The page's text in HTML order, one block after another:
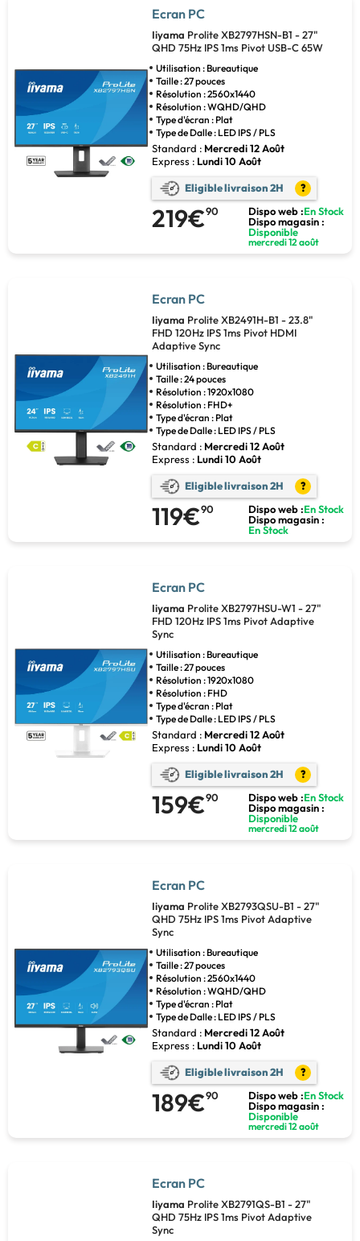
Ecran PC
Iiyama Prolite XB2797HSN-B1 - 27"
QHD 75Hz IPS 1ms Pivot USB-C 65W
Utilisation : Bureautique
Taille : 27 pouces
Résolution : 2560x1440
Résolution : WQHD/QHD
Type d'écran : Plat
Type de Dalle : LED IPS / PLS
Standard : Mercredi 12 Août
Express : Lundi 10 Août
Eligible livraison 2H ?
219€90 Dispo web :En Stock
Dispo magasin :
Disponible
mercredi 12 août
Ecran PC
Iiyama Prolite XB2491H-B1 - 23.8"
FHD 120Hz IPS 1ms Pivot HDMI
Adaptive Sync
Utilisation : Bureautique
Taille : 24 pouces
Résolution : 1920x1080
Résolution : FHD+
Type d'écran : Plat
Type de Dalle : LED IPS / PLS
Standard : Mercredi 12 Août
Express : Lundi 10 Août
Eligible livraison 2H ?
119€90 Dispo web :En Stock
Dispo magasin :
En Stock
Ecran PC
Iiyama Prolite XB2797HSU-W1 - 27"
FHD 120Hz IPS 1ms Pivot Adaptive
Sync
Utilisation : Bureautique
Taille : 27 pouces
Résolution : 1920x1080
Résolution : FHD
Type d'écran : Plat
Type de Dalle : LED IPS / PLS
Standard : Mercredi 12 Août
Express : Lundi 10 Août
Eligible livraison 2H ?
159€90 Dispo web :En Stock
Dispo magasin :
Disponible
mercredi 12 août
Ecran PC
Iiyama Prolite XB2793QSU-B1 - 27"
QHD 75Hz IPS 1ms Pivot Adaptive
Sync
Utilisation : Bureautique
Taille : 27 pouces
Résolution : 2560x1440
Résolution : WQHD/QHD
Type d'écran : Plat
Type de Dalle : LED IPS / PLS
Standard : Mercredi 12 Août
Express : Lundi 10 Août
Eligible livraison 2H ?
189€90 Dispo web :En Stock
Dispo magasin :
Disponible
mercredi 12 août
Ecran PC
Iiyama Prolite XB2791QS-B1 - 27"
QHD 75Hz IPS 1ms Pivot Adaptive
Sync